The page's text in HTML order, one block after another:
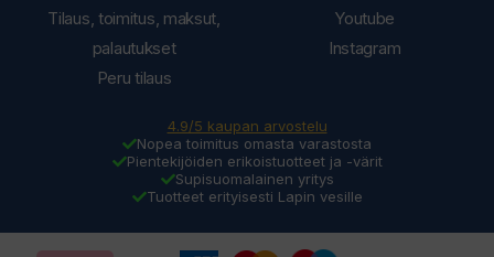
Tilaus, toimitus, maksut,
palautukset
Peru tilaus
Youtube
Instagram
4.9/5 kaupan arvostelu
Nopea toimitus omasta varastosta
Pientekijöiden erikoistuotteet ja -värit
Supisuomalainen yritys
Tuotteet erityisesti Lapin vesille